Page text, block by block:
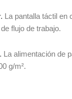
La pantalla táctil en
flujo de trabajo.
La alimentación de
g/m².